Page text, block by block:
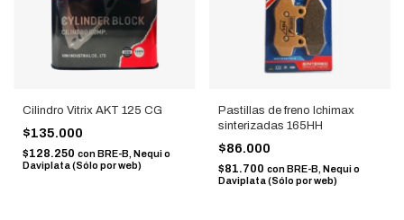
Cilindro Vitrix AKT 125 CG
$135.000
$128.250 conBRE-B, Nequi o
Daviplata (Sólo por web)
Pastillas de freno Ichimax
sinterizadas 165HH
$86.000
$81.700 con BRE-B, Nequi o
Daviplata (Sólo por web)